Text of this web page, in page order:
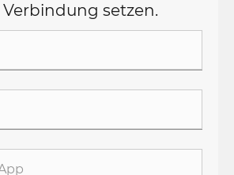
setzen.